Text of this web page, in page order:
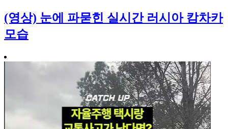
(영상) 눈에 파묻힌 실시간 러시아 캄차카
모습